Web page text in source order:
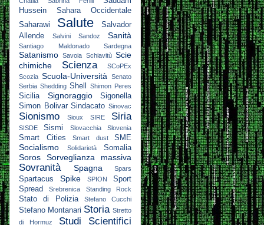
Hussein
Sahara Occidentale
Saharawi
Salute
Salvador
Allende
Salvini Sandoz Sanità
Santiago Maldonado Sardegna
Satanismo Savoia Schiavitù Scie
chimiche
Scienza
SCoPEx
Scozia Scuola-Università
Senato
Serbia Shedding Shell Shimon Peres
Sicilia Signoraggio
Sigonella
Simon Bolivar Sindacato Sinovac
Sionismo Sioux SIRE Siria
SISDE Sismi Slovacchia Slovenia
Smart Cities Smart dust SME
Socialismo Solidarietà Somalia
Soros Sorveglianza massiva
Sovranità Spagna Spars
Spartacus Spike SPION
Sport
Spread
Srebrenica Standing Rock
Stato di Polizia Stefano Cucchi
Stefano Montanari Storia Stretto
di Hormuz
Studi Scientifici